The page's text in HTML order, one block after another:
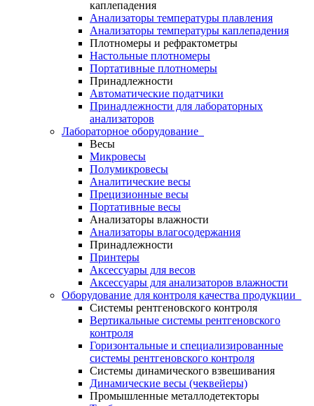
каплепадения
Анализаторы температуры плавления
Анализаторы температуры каплепадения
Плотномеры и рефрактометры
Настольные плотномеры
Портативные плотномеры
Принадлежности
Автоматические податчики
Принадлежности для лабораторных
анализаторов
Лабораторное оборудование
Весы
Микровесы
Полумикровесы
Аналитические весы
Прецизионные весы
Портативные весы
Анализаторы влажности
Анализаторы влагосодержания
Принадлежности
Принтеры
Аксессуары для весов
Аксессуары для анализаторов влажности
Оборудование для контроля качества продукции
Системы рентгеновского контроля
Вертикальные системы рентгеновского
контроля
Горизонтальные и специализированные
системы рентгеновского контроля
Системы динамического взвешивания
Динамические весы (чеквейеры)
Промышленные металлодетекторы